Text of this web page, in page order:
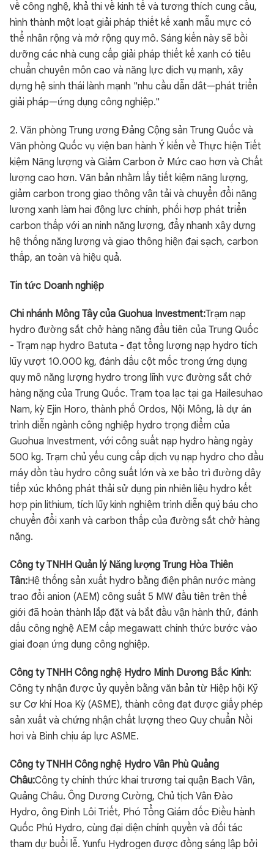
về công nghệ, khả thi về kinh tế và tương thích cung cầu,
hình thành một loạt giải pháp thiết kế xanh mẫu mực có
thể nhân rộng và mở rộng quy mô. Sáng kiến này sẽ bồi
dưỡng các nhà cung cấp giải pháp thiết kế xanh có tiêu
chuẩn chuyên môn cao và năng lực dịch vụ mạnh, xây
dựng hệ sinh thái lành mạnh "nhu cầu dẫn dắt—phát triển
giải pháp—ứng dụng công nghiệp."
2. Văn phòng Trung ương Đảng Cộng sản Trung Quốc và
Văn phòng Quốc vụ viện ban hành Ý kiến về Thực hiện Tiết
kiệm Năng lượng và Giảm Carbon ở Mức cao hơn và Chất
lượng cao hơn. Văn bản nhằm lấy tiết kiệm năng lượng,
giảm carbon trong giao thông vận tải và chuyển đổi năng
lượng xanh làm hai động lực chính, phối hợp phát triển
carbon thấp với an ninh năng lượng, đẩy nhanh xây dựng
hệ thống năng lượng và giao thông hiện đại sạch, carbon
thấp, an toàn và hiệu quả.
Tin tức Doanh nghiệp
Chi nhánh Mông Tây của Guohua Investment:Trạm nạp
hydro đường sắt chở hàng nặng đầu tiên của Trung Quốc
- Trạm nạp hydro Batuta - đạt tổng lượng nạp hydro tích
lũy vượt 10.000 kg, đánh dấu cột mốc trong ứng dụng
quy mô năng lượng hydro trong lĩnh vực đường sắt chở
hàng nặng của Trung Quốc. Trạm tọa lạc tại ga Hailesuhao
Nam, kỳ Ejin Horo, thành phố Ordos, Nội Mông, là dự án
trình diễn ngành công nghiệp hydro trọng điểm của
Guohua Investment, với công suất nạp hydro hàng ngày
500 kg. Trạm chủ yếu cung cấp dịch vụ nạp hydro cho đầu
máy dồn tàu hydro công suất lớn và xe bảo trì đường dây
tiếp xúc không phát thải sử dụng pin nhiên liệu hydro kết
hợp pin lithium, tích lũy kinh nghiệm trình diễn quý báu cho
chuyển đổi xanh và carbon thấp của đường sắt chở hàng
nặng.
Công ty TNHH Quản lý Năng lượng Trung Hòa Thiên
Tân:Hệ thống sản xuất hydro bằng điện phân nước màng
trao đổi anion (AEM) công suất 5 MW đầu tiên trên thế
giới đã hoàn thành lắp đặt và bắt đầu vận hành thử, đánh
dấu công nghệ AEM cấp megawatt chính thức bước vào
giai đoạn ứng dụng công nghiệp.
Công ty TNHH Công nghệ Hydro Minh Dương Bắc Kinh:
Công ty nhận được ủy quyền bằng văn bản từ Hiệp hội Kỹ
sư Cơ khí Hoa Kỳ (ASME), thành công đạt được giấy phép
sản xuất và chứng nhận chất lượng theo Quy chuẩn Nồi
hơi và Bình chịu áp lực ASME.
Công ty TNHH Công nghệ Hydro Vân Phù Quảng
Châu:Công ty chính thức khai trương tại quận Bạch Vân,
Quảng Châu. Ông Dương Cường, Chủ tịch Vân Đào
Hydro, ông Đinh Lôi Triết, Phó Tổng Giám đốc Điều hành
Quốc Phú Hydro, cùng đại diện chính quyền và đối tác
tham dự buổi lễ. Yunfu Hydrogen được đồng sáng lập bởi